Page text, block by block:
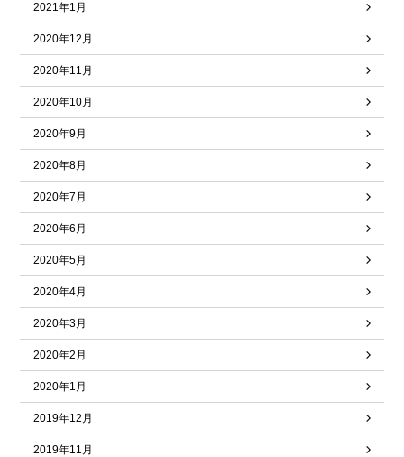
2021年1月
2020年12月
2020年11月
2020年10月
2020年9月
2020年8月
2020年7月
2020年6月
2020年5月
2020年4月
2020年3月
2020年2月
2020年1月
2019年12月
2019年11月